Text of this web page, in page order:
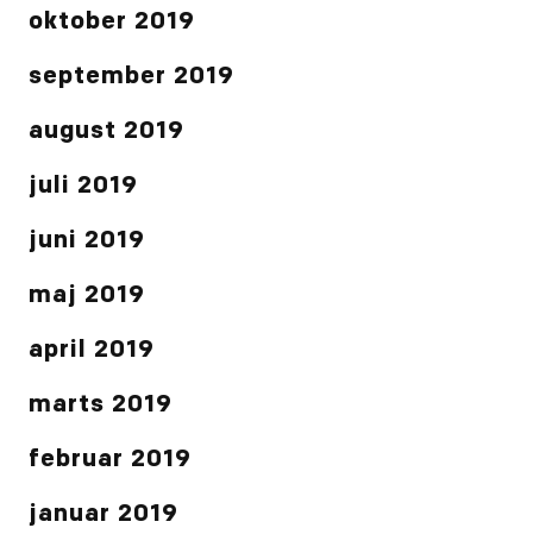
oktober 2019
september 2019
august 2019
juli 2019
juni 2019
maj 2019
april 2019
marts 2019
februar 2019
januar 2019